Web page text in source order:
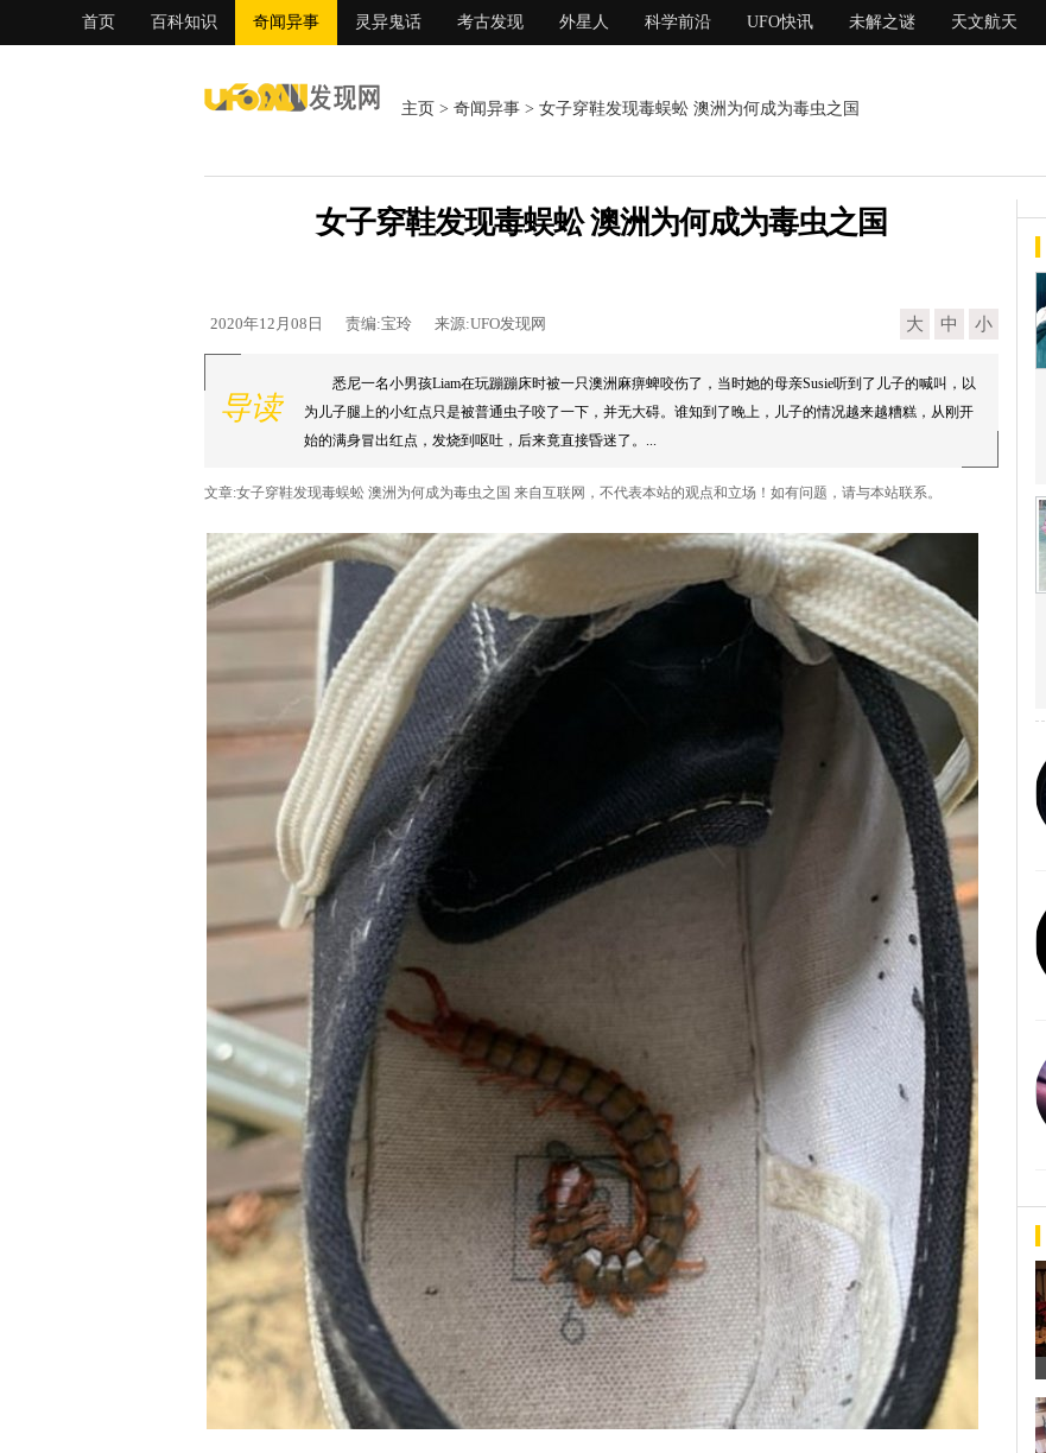
首页 百科知识 奇闻异事 灵异鬼话 考古发现 外星人 科学前沿 UFO快讯 未解之谜 天文航天
主页 > 奇闻异事 > 女子穿鞋发现毒蜈蚣 澳洲为何成为毒虫之国
女子穿鞋发现毒蜈蚣 澳洲为何成为毒虫之国
2020年12月08日 责编:宝玲 来源:UFO发现网 大 中 小
导读
悉尼一名小男孩Liam在玩蹦蹦床时被一只澳洲麻痹蜱咬伤了，当时她的母亲Susie听到了儿子的喊叫，以
为儿子腿上的小红点只是被普通虫子咬了一下，并无大碍。谁知到了晚上，儿子的情况越来越糟糕，从刚开
始的满身冒出红点，发烧到呕吐，后来竟直接昏迷了。...
文章:女子穿鞋发现毒蜈蚣 澳洲为何成为毒虫之国 来自互联网，不代表本站的观点和立场！如有问题，请与本站联系。